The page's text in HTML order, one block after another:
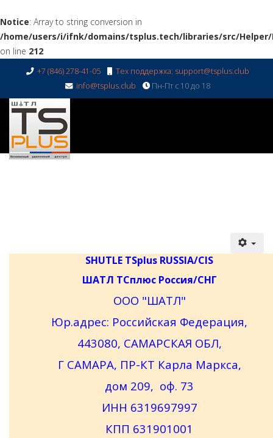
Notice: Array to string conversion in
/home/users/i/ifnk/domains/tsplus.tech/libraries/src/Helper/
on line 212
+7 (846) 278-41-05
Тех поддержка: support@tsplus.club
info@tsplus.club
Пн-Пт с 10 до 18
SHUTLE TSplus RUSSIA/CIS
ШАТЛ ТСплюс Россия/СНГ
ООО "ШАТЛ"
Юр.адрес: Российская Федерация,
443080, САМАРСКАЯ ОБЛ,
Г САМАРА, ПР-КТ Карла Маркса,
дом 209, оф. 73
ИНН 6319697997
КПП 631901001